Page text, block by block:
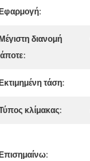
διανομή
τάση:
κλίμακας: